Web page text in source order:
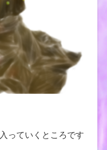
っていくところです